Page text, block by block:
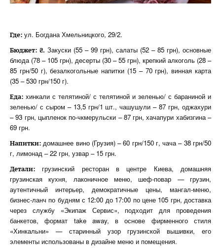
Где: ул. Богдана Хмельницкого, 29/2.
Бюджет: ₴. Закуски (55 – 99 грн), салаты (52 – 85 грн), основные
блюда (78 – 105 грн), десерты (30 – 55 грн), крепкий алкоголь (28 –
85 грн/50 г), безалкогольные напитки (15 – 70 грн), винная карта
(35 – 530 грн/150 г).
Еда: хинкали с телятиной/ с телятиной и зеленью/ с бараниной и
зеленью/ с сыром – 13,5 грн/1 шт., чашушули – 87 грн, оджахури
– 93 грн, цыпленок по-чкмерульски – 87 грн, хачапури хабизгина –
69 грн.
Напитки: домашнее вино (Грузия) – 60 грн/150 г, чача – 38 грн/50
г, лимонад – 22 грн, узвар – 15 грн.
Детали: грузинский ресторан в центре Киева, домашняя
грузинская кухня, лаконичное меню, шеф-повар — грузин,
аутентичный интерьер, демократичные цены, мангал-меню,
бизнес-ланч по будням с 12:00 до 17:00 по цене 105 грн, доставка
через службу «Экипаж Сервис», подходит для проведения
банкетов, формат take away, в основе фирменного стиля
«Хинкальни» — старинный узор грузинской вышивки, его
элементы использованы в дизайне меню и помещения.